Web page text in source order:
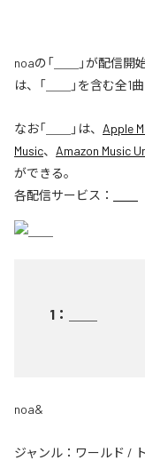
noaの「＿＿」が配信
は、「＿＿」を含む全1
なお「 」は、 Apple
Music、 Amazon Music
ができる。
各配信サービス：
1 ：
noa&
ジャンル： ワールド /